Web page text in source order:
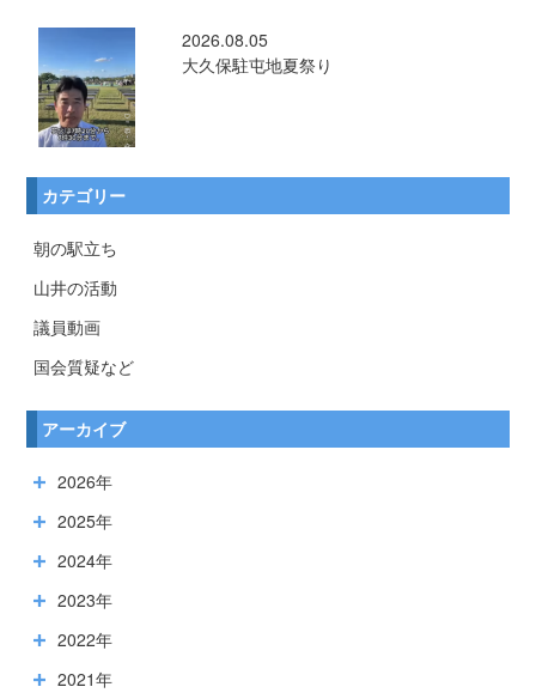
2026.08.05
大久保駐屯地夏祭り
カテゴリー
朝の駅立ち
山井の活動
議員動画
国会質疑など
アーカイブ
2026年
2025年
2024年
2023年
2022年
2021年